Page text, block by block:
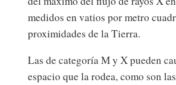
medidos en vatios por metro
proximidades de la Tierra.
Las de categoría M y X pueden
espacio que la rodea, como son